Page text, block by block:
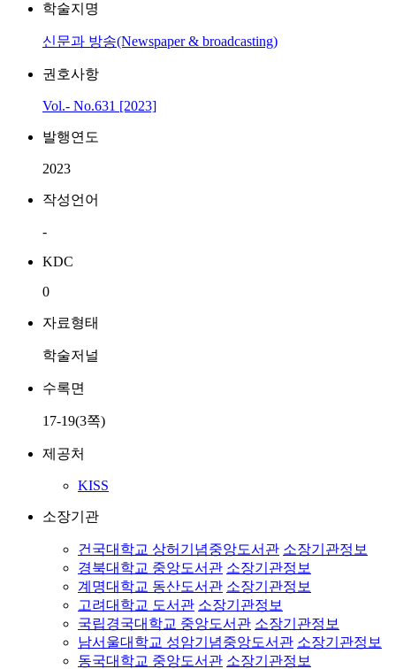
학술지명
신문과 방송(Newspaper & broadcasting)
권호사항
Vol.- No.631 [2023]
발행연도
2023
작성언어
-
KDC
0
자료형태
학술저널
수록면
17-19(3쪽)
제공처
KISS
소장기관
건국대학교 상허기념중앙도서관 소장기관정보
경북대학교 중앙도서관 소장기관정보
계명대학교 동산도서관 소장기관정보
고려대학교 도서관 소장기관정보
국립경국대학교 중앙도서관 소장기관정보
남서울대학교 성암기념중앙도서관 소장기관정보
동국대학교 중앙도서관 소장기관정보